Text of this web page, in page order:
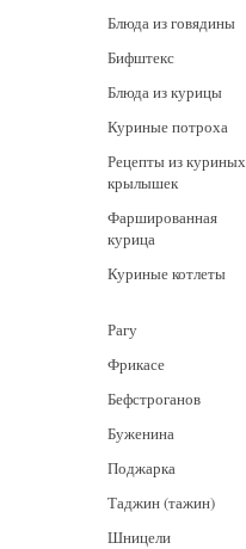
Блюда из говядины
Бифштекс
Блюда из курицы
Куриные потроха
Рецепты из куриных
крылышек
Фаршированная
курица
Куриные котлеты
Рагу
Фрикасе
Бефстроганов
Буженина
Поджарка
Таджин (тажин)
Шницели